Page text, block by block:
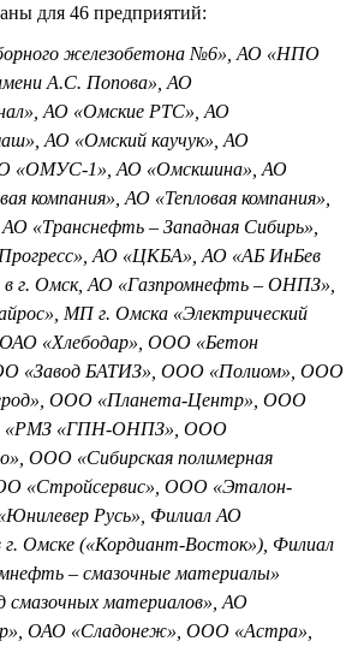
для 46 предприятий:
железобетона №6», АО «НПО
А.С. Попова», АО
АО «Омские РТС», АО
АО «Омский каучук», АО
«ОМУС-1», АО «Омскшина», АО
компания», АО «Тепловая компания»,
«Транснефть – Западная Сибирь»,
АО «ЦКБА», АО «АБ ИнБев
в г. Омск, АО «Газпромнефть – ОНПЗ»,
МП г. Омска «Электрический
«Хлебодар», ООО «Бетон
«Завод БАТИЗ», ООО «Полиом», ООО
ООО «Планета-Центр», ООО
«ГПН-ОНПЗ», ООО
ООО «Сибирская полимерная
«Стройсервис», ООО «Эталон-
Русь», Филиал АО
г. Омске («Кордиант-Восток»), Филиал
– смазочные материалы»
смазочных материалов», АО
ОАО «Сладонеж», ООО «Астра»,